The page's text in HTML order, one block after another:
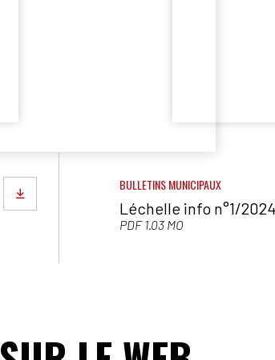
BULLETINS MUNICIPAUX
Léchelle info n°1/2024
PDF 1.03 MO